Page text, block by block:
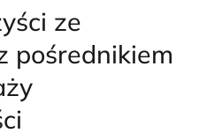
ze
pośrednikiem